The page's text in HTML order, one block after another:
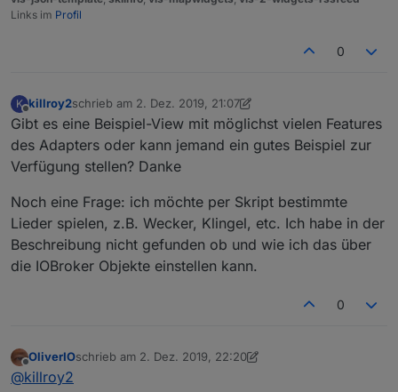
Links im Profil
0
K
Offline
killroy2schrieb am 2. Dez. 2019, 21:07
zuletzt editiert von killroy2 12. Feb. 2019, 22:31
Gibt es eine Beispiel-View mit möglichst vielen Features
des Adapters oder kann jemand ein gutes Beispiel zur
Verfügung stellen? Danke
Noch eine Frage: ich möchte per Skript bestimmte
Lieder spielen, z.B. Wecker, Klingel, etc. Ich habe in der
Beschreibung nicht gefunden ob und wie ich das über
die IOBroker Objekte einstellen kann.
0
Offline
OliverIOschrieb am 2. Dez. 2019, 22:20
zuletzt editiert von OliverIO12. Feb. 2019, 23:21
@killroy2